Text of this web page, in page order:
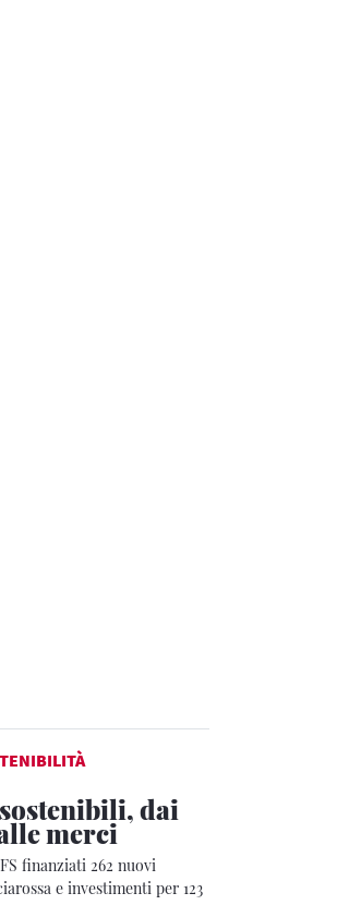
dai
merci
finanziati 262 nuovi
e investimenti per 123